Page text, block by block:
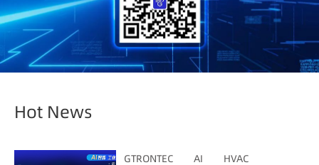
Hot News
GTRONTEC AI HVAC